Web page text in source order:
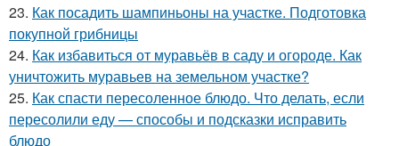
23. Как посадить шампиньоны на участке. Подготовка
покупной грибницы
24. Как избавиться от муравьёв в саду и огороде. Как
уничтожить муравьев на земельном участке?
25. Как спасти пересоленное блюдо. Что делать, если
пересолили еду — способы и подсказки исправить
блюдо